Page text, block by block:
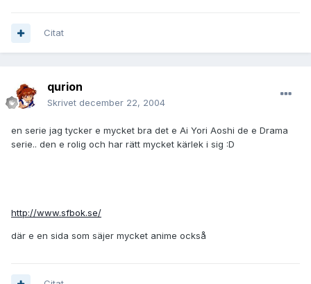
Citat
qurion
Skrivet december 22, 2004
en serie jag tycker e mycket bra det e Ai Yori Aoshi de e Drama
serie.. den e rolig och har rätt mycket kärlek i sig :D
http://www.sfbok.se/
där e en sida som säjer mycket anime också